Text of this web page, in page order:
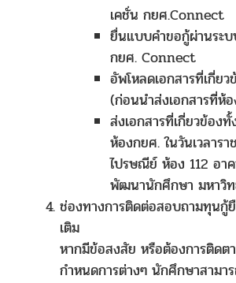
เคชั่น กยศ.Connect
ยื่นแบบคำขอกู้ผ่านระ
กยศ. Connect
อัพโหลดเอกสารที่เกี่ย
(ก่อนนำส่งเอกสารที่ห้
ส่งเอกสารที่เกี่ยวข้อง
ห้องกยศ. ในวันเวลาร
ไปรษณีย์ ห้อง 112 อา
พัฒนานักศึกษา มหาวิ
ช่องทางการติดต่อสอบถามทุนกู้
เติม
หากมีข้อสงสัย หรือต้องการติดต
กำหนดการต่างๆ นักศึกษาสามา